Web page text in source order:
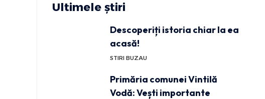
Ultimele știri
Descoperiți istoria chiar la ea
acasă!
STIRI BUZAU
Primăria comunei Vintilă
Vodă: Vești importante